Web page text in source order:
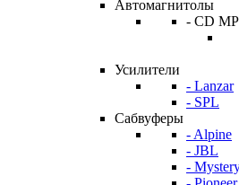
Автомагнитолы
- CD
Усилители
- Lanzar
- SPL
Сабвуферы
- Alpine
- JBL
-